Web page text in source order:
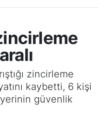
zincirleme
kaybetti, 6 kişi
yerinin güvenlik
ve Fikstür